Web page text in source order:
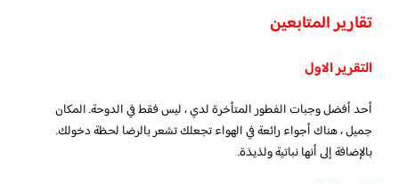
تقارير المتابعين
التقرير الاول
أحد أفضل وجبات الفطور المتأخرة لدي ، ليس فقط في الدوحة. المكان
جميل ، هناك أجواء رائعة في الهواء تجعلك تشعر بالرضا لحظة دخولك.
بالإضافة إلى أنها نباتية ولذيذة.